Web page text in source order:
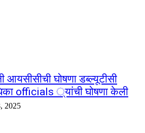
आयसीसीची घोषणा डब्ल्यूटीसी
officials ्यांची घोषणा केली
2025